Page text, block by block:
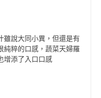
雖說大同小異，但還是有
純粹的口感，蔬菜天婦羅
增添了入口口感